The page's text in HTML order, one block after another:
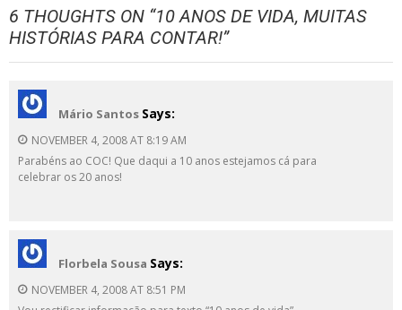
6 THOUGHTS ON “10 ANOS DE VIDA, MUITAS
HISTÓRIAS PARA CONTAR!”
Mário Santos Says:
NOVEMBER 4, 2008 AT 8:19 AM
Parabéns ao COC! Que daqui a 10 anos estejamos cá para
celebrar os 20 anos!
Florbela Sousa Says:
NOVEMBER 4, 2008 AT 8:51 PM